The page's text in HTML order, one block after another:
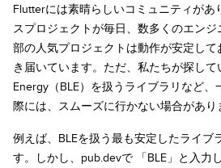
Flutterには素晴らしいコミュニティがあ
スプロジェクトが毎日、数多くのエン
部の人気プロジェクトは動作が安定し
き届いています。ただ、私たちが探し
Energy（BLE）を扱うライブラリなど
際には、スムーズに行かない場合があり
例えば、BLEを扱う最も安定したライブ
す。しかし、pub.devで 「BLE」と入力